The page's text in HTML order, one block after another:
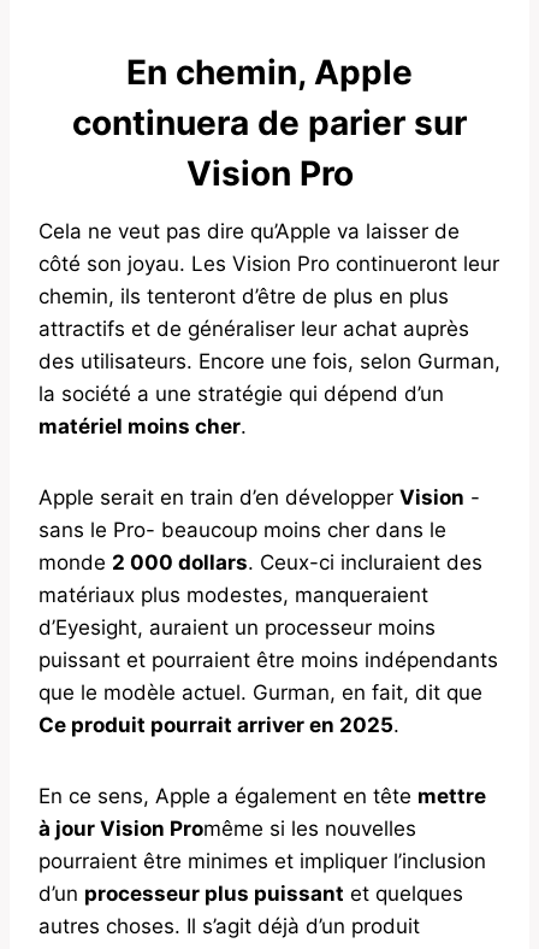
En chemin, Apple
continuera de parier sur
Vision Pro
Cela ne veut pas dire qu’Apple va laisser de
côté son joyau. Les Vision Pro continueront leur
chemin, ils tenteront d’être de plus en plus
attractifs et de généraliser leur achat auprès
des utilisateurs. Encore une fois, selon Gurman,
la société a une stratégie qui dépend d’un
matériel moins cher.
Apple serait en train d’en développer Vision -
sans le Pro- beaucoup moins cher dans le
monde 2 000 dollars. Ceux-ci incluraient des
matériaux plus modestes, manqueraient
d’Eyesight, auraient un processeur moins
puissant et pourraient être moins indépendants
que le modèle actuel. Gurman, en fait, dit que
Ce produit pourrait arriver en 2025.
En ce sens, Apple a également en tête mettre
à jour Vision Promême si les nouvelles
pourraient être minimes et impliquer l’inclusion
d’un processeur plus puissant et quelques
autres choses. Il s’agit déjà d’un produit